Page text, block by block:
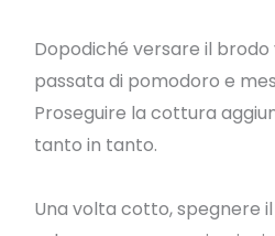
Dopodiché versare il brodo
passata di pomodoro e
Proseguire la cottura
tanto in tanto.
Una volta cotto, spegnere